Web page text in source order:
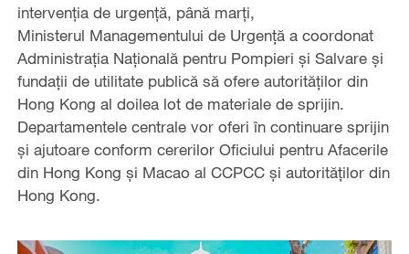
intervenția de urgență, până marți,
Ministerul Managementului de Urgență a coordonat
Administrația Națională pentru Pompieri și Salvare și
fundații de utilitate publică să ofere autorităților din
Hong Kong al doilea lot de materiale de sprijin.
Departamentele centrale vor oferi în continuare sprijin
și ajutoare conform cererilor Oficiului pentru Afacerile
din Hong Kong și Macao al CCPCC și autorităților din
Hong Kong.